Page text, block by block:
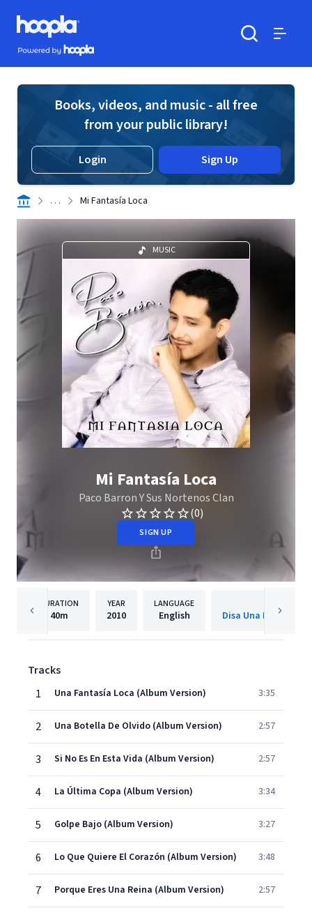
Skip to main content
Hoopla logo
Powered by Hoopla
Books, videos, and music - all free
from your public library!
Login Sign Up
. . . Mi Fantasía Loca
MUSIC
Mi Fantasía Loca
Paco Barron Y Sus Nortenos Clan
(0)
SIGN UP
DURATION
40m
YEAR
2010
LANGUAGE
English
Tracks
1
Una Fantasía Loca (Album Version) 3:35
2 Una Botella De Olvido (Album Version) 2:57
3 Si No Es En Esta Vida (Album Version) 2:57
4 La Última Copa (Album Version) 3:34
5 Golpe Bajo (Album Version) 3:27
6 Lo Que Quiere El Corazón (Album Version) 3:48
7 Porque Eres Una Reina (Album Version) 2:57